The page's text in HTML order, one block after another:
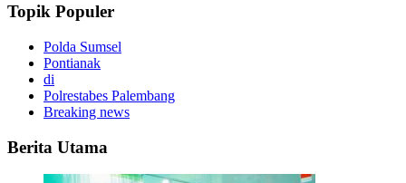
Topik Populer
Polda Sumsel
Pontianak
di
Polrestabes Palembang
Breaking news
Berita Utama